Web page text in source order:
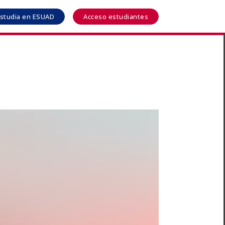
–
Rural
en ESUAD Acceso estudiantes